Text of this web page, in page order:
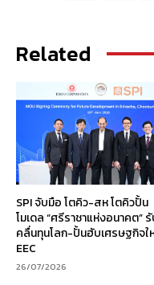
Related
SPI จับมือ โตคิว-สห โตคิวปั้น
โมเดล “ศรีราชาแห่งอนาคต”
คลื่นทุนโลก-ปั้นฮับเศรษฐกิจใ
EEC
26/07/2026